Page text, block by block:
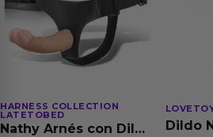
HARNESS COLLECTION
LATETOBED
Nathy Arnés con Dildo
Dildo